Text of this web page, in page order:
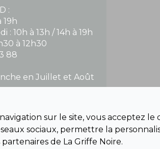
:
19h
: 10h à 13h / 14h à 19h
à 12h30
88
en Juillet et Août
noire.com
sur le site, vous acceptez
sociaux, permettre la
de La Griffe Noire.